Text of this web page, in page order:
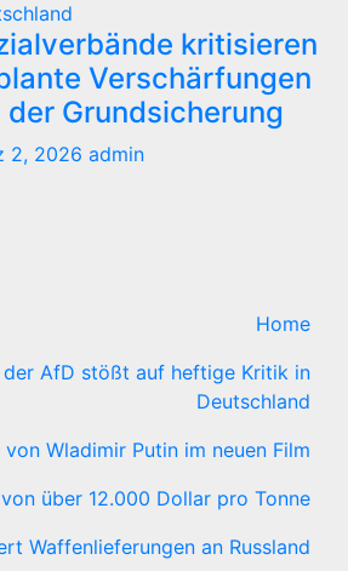
kritisieren
Verschärfungen
der Grundsicherung
2, 2026 admin
Home
AfD stößt auf heftige Kritik in
Deutschland
Wladimir Putin im neuen Film
über 12.000 Dollar pro Tonne
Waffenlieferungen an Russland